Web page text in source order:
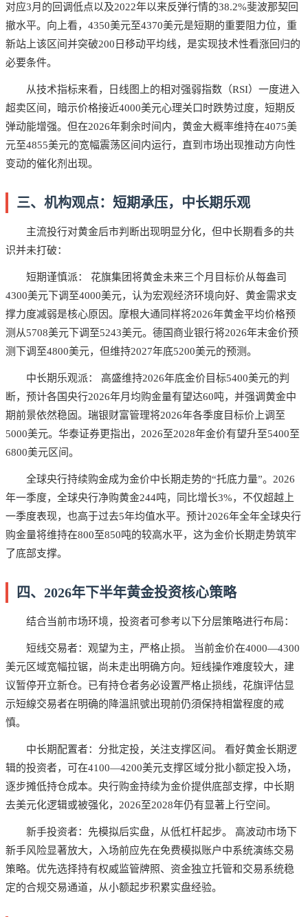
对应3月的回调低点以及2022年以来反弹行情的38.2%斐波那契回
撤水平。向上看，4350美元至4370美元是短期的重要阻力位，重
新站上该区间并突破200日移动平均线，是实现技术性看涨回归的
必要条件。
从技术指标来看，日线图上的相对强弱指数（RSI）一度进入
超卖区间，暗示价格接近4000美元心理关口时跌势过度，短期反
弹动能增强。但在2026年剩余时间内，黄金大概率维持在4075美
元至4855美元的宽幅震荡区间内运行，直到市场出现推动方向性
变动的催化剂出现。
三、机构观点：短期承压，中长期乐观
主流投行对黄金后市判断出现明显分化，但中长期看多的共
识并未打破：
短期谨慎派： 花旗集团将黄金未来三个月目标价从每盎司
4300美元下调至4000美元，认为宏观经济环境向好、黄金需求支
撑力度减弱是核心原因。摩根大通同样将2026年黄金平均价格预
测从5708美元下调至5243美元。德国商业银行将2026年末金价预
测下调至4800美元，但维持2027年底5200美元的预测。
中长期乐观派： 高盛维持2026年底金价目标5400美元的判
断，预计各国央行2026年月均购金量有望达60吨，并强调黄金中
期前景依然稳固。瑞银财富管理将2026年各季度目标价上调至
5000美元。华泰证券更指出，2026至2028年金价有望升至5400至
6800美元区间。
全球央行持续购金成为金价中长期走势的“托底力量”。2026
年一季度，全球央行净购黄金244吨，同比增长3%，不仅超越上
一季度表现，也高于过去5年均值水平。预计2026年全年全球央行
购金量将维持在800至850吨的较高水平，这为金价长期走势筑牢
了底部支撑。
四、2026年下半年黄金投资核心策略
结合当前市场环境，投资者可参考以下分层策略进行布局：
短线交易者：观望为主，严格止损。 当前金价在4000—4300
美元区域宽幅拉锯，尚未走出明确方向。短线操作难度较大，建
议暂停开立新仓。已有持仓者务必设置严格止损线，花旗评估显
示短線交易者在明确的降溫訊號出現前仍須保持相當程度的戒
慎。
中长期配置者：分批定投，关注支撑区间。 看好黄金长期逻
辑的投资者，可在4100—4200美元支撑区域分批小额定投入场，
逐步摊低持仓成本。央行购金持续为金价提供底部支撑，中长期
去美元化逻辑或被强化，2026至2028年仍有显著上行空间。
新手投资者：先模拟后实盘，从低杠杆起步。 高波动市场下
新手风险显著放大，入场前应先在免费模拟账户中系统演练交易
策略。优先选择持有权威监管牌照、资金独立托管和交易系统稳
定的合规交易通道，从小额起步积累实盘经验。